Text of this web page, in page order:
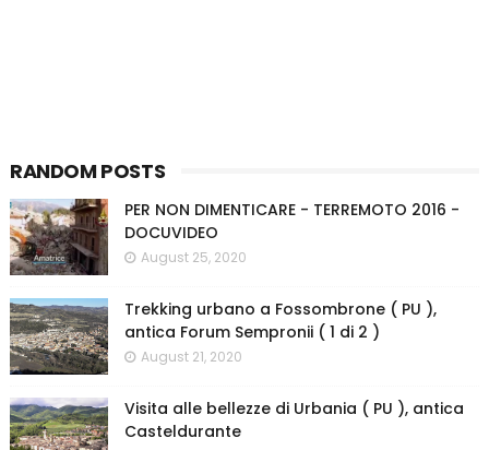
RANDOM POSTS
PER NON DIMENTICARE - TERREMOTO 2016 -
DOCUVIDEO
August 25, 2020
Trekking urbano a Fossombrone ( PU ),
antica Forum Sempronii ( 1 di 2 )
August 21, 2020
Visita alle bellezze di Urbania ( PU ), antica
Casteldurante